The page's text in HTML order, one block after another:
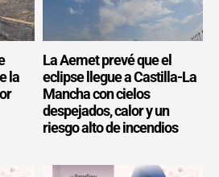
la
La Aemet prevé que el
eclipse llegue a Castilla-La
Mancha con cielos
despejados, calor y un
riesgo alto de incendios